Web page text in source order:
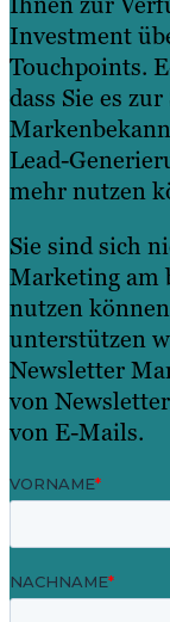
Investment
Touchpoints.
dass Sie es
Lead-
mehr nutzen
Sie sind sich
Marketing am
nutzen
unterstützen
Newsletter
von
von E-Mails.